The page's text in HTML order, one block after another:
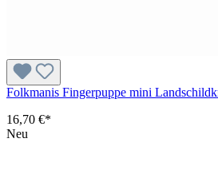
Folkmanis Fingerpuppe mini
16,70 €*
Neu